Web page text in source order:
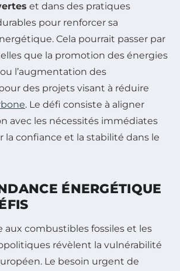
et dans des pratiques
pour renforcer sa
Cela pourrait passer par
que la promotion des énergies
l’augmentation des
des projets visant à réduire
. Le défi consiste à aligner
avec les nécessités immédiates
la confiance et la stabilité dans le
ÉNERGÉTIQUE
aux combustibles fossiles et les
révèlent la vulnérabilité
Le besoin urgent de